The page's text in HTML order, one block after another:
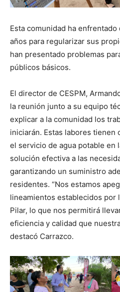
Esta comunidad ha
años para regularizar sus
han presentado problemas
públicos básicos.
El director de CESPM,
la reunión junto a su equipo
explicar a la comunidad los
iniciarán. Estas labores
el servicio de agua potable en
solución efectiva a las
garantizando un suministro
residentes. “Nos estamos
lineamientos establecidos por
Pilar, lo que nos permitirá
eficiencia y calidad que
destacó Carrazco.